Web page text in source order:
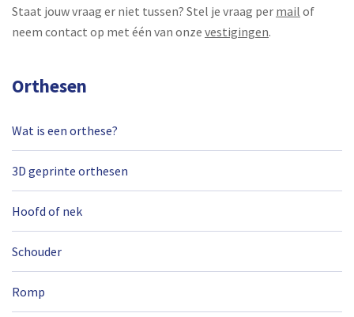
Staat jouw vraag er niet tussen? Stel je vraag per mail of
neem contact op met één van onze vestigingen.
Orthesen
Wat is een orthese?
3D geprinte orthesen
Hoofd of nek
Schouder
Romp